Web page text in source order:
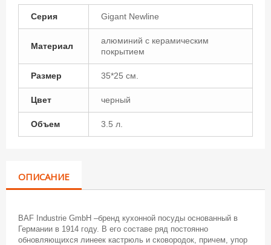
Серия Gigant Newline
Материал
алюминий с керамическим
покрытием
Размер 35*25 см.
Цвет черный
Объем 3.5 л.
ОПИСАНИЕ
BAF Industrie GmbH –бренд кухонной посуды основанный в
Германии в 1914 году. В его составе ряд постоянно
обновляющихся линеек кастрюль и сковородок, причем, упор